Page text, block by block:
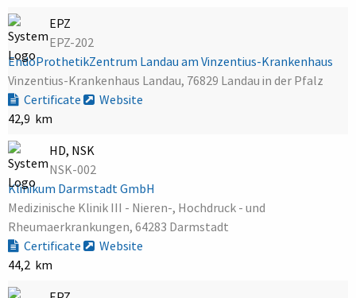
EPZ
EPZ-202
EndoProthetikZentrum Landau am Vinzentius-Krankenhaus
Vinzentius-Krankenhaus Landau, 76829 Landau in der Pfalz
Certificate
Website
42,9 km
HD, NSK
NSK-002
Klinikum Darmstadt GmbH
Medizinische Klinik III - Nieren-, Hochdruck - und
Rheumaerkrankungen, 64283 Darmstadt
Certificate
Website
44,2 km